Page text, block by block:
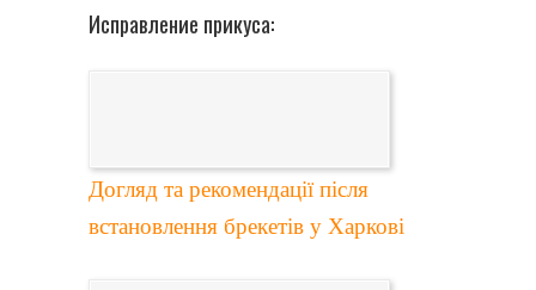
Исправление прикуса:
Догляд та рекомендації після
встановлення брекетів у Харкові